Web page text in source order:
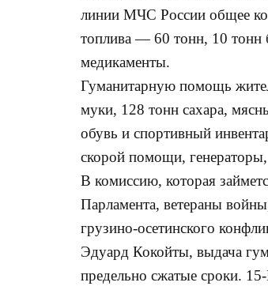
линии МЧС России общее
топлива — 60 тонн, 10 тонн
медикаменты.
Гуманитарную помощь
муки, 128 тонн сахара,
обувь и спортивный
скорой помощи,
В комиссию, которая
Парламента, ветераны
грузино-осетинского
Эдуард Кокойты, выдача
предельно сжатые сроки.